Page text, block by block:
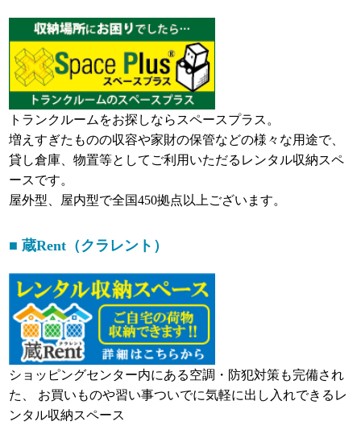
トランクルームをお探しならスペースプラス。
増えすぎたものの収容や家財の保管などの様々な用途で、
貸し倉庫、物置等としてご利用いただるレンタル収納スペ
ースです。
屋外型、屋内型で全国450拠点以上ございます。
■ 蔵Rent（クラレント）
ショッピングセンター内にある空調・防犯対策も完備され
た、 お買いものや習い事ついでに気軽に出し入れできるレ
ンタル収納スペース